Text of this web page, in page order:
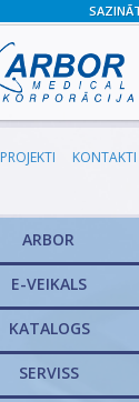
PROJEKTI KONTAKTI
ARBOR
E-VEIKALS
KATALOGS
​SERVISS